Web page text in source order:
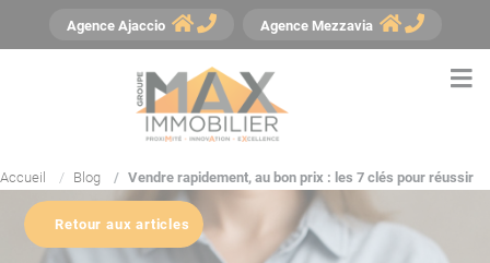
Agence Ajaccio Agence Mezzavia
Accueil Blog Vendre rapidement, au bon prix : les 7 clés pour réussir
Retour aux articles
Panneau de gestion des cookies